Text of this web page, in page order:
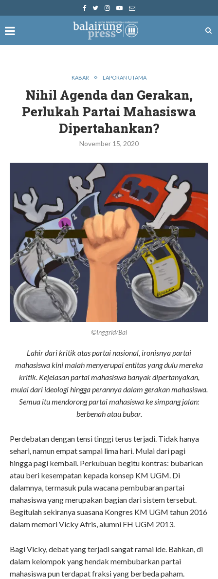
KABAR LAPORAN UTAMA
Nihil Agenda dan Gerakan,
Perlukah Partai Mahasiswa
Dipertahankan?
November 15, 2020
©Inggrid/Bal
Lahir dari kritik atas partai nasional, ironisnya partai
mahasiswa kini malah menyerupai entitas yang dulu mereka
kritik. Kejelasan partai mahasiswa banyak dipertanyakan,
mulai dari ideologi hingga perannya dalam gerakan mahasiswa.
Semua itu mendorong partai mahasiswa ke simpang jalan:
berbenah atau bubar.
Perdebatan dengan tensi tinggi terus terjadi. Tidak hanya
sehari, namun empat sampai lima hari. Mulai dari pagi
hingga pagi kembali. Perkubuan begitu kontras: bubarkan
atau beri kesempatan kepada konsep KM UGM. Di
dalamnya, termasuk pula wacana pembubaran partai
mahasiswa yang merupakan bagian dari sistem tersebut.
Begitulah sekiranya suasana Kongres KM UGM tahun 2016
dalam memori Vicky Afris, alumni FH UGM 2013.
Bagi Vicky, debat yang terjadi sangat ramai ide. Bahkan, di
dalam kelompok yang hendak membubarkan partai
mahasiswa pun terdapat fraksi yang berbeda paham.